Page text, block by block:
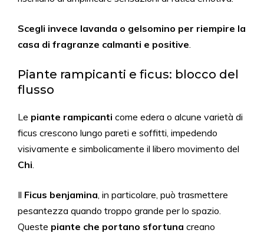
Scegli invece lavanda o gelsomino per riempire la
casa di fragranze calmanti e positive.
Piante rampicanti e ficus: blocco del
flusso
Le piante rampicanti come edera o alcune varietà di
ficus crescono lungo pareti e soffitti, impedendo
visivamente e simbolicamente il libero movimento del
Chi.
Il Ficus benjamina, in particolare, può trasmettere
pesantezza quando troppo grande per lo spazio.
Queste piante che portano sfortuna creano